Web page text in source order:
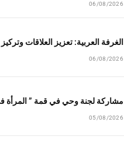
06/08/2026
الغرفة العربية: تعزيز العلاقات وتركيز
06/08/2026
مشاركة لجنة وحي في قمة ” المرأة
05/08/2026